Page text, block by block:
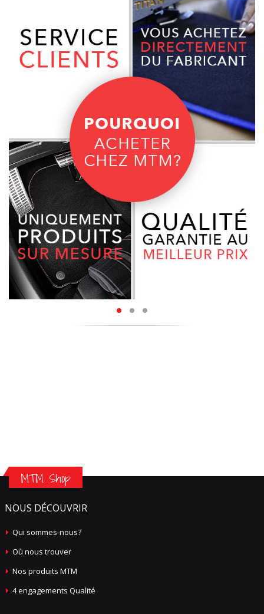
MTM Shop
NOUS DÉCOUVRIR
Qui sommes-nous?
Où nous trouver
Nos produits MTM
4 engagements Qualité